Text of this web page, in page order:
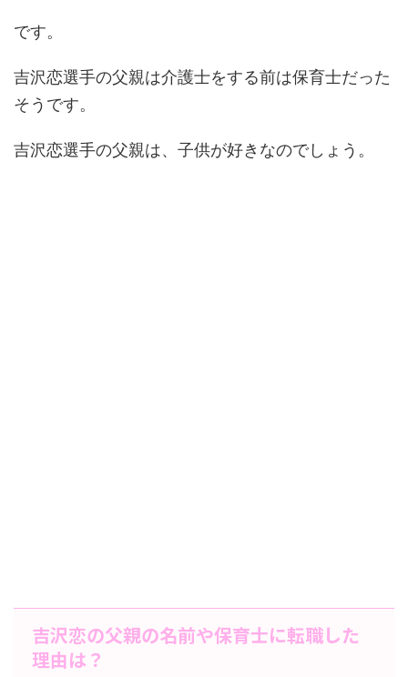
です。
吉沢恋選手の父親は介護士をする前は保育士だった
そうです。
吉沢恋選手の父親は、子供が好きなのでしょう。
吉沢恋の父親の名前や保育士に転職した
理由は？